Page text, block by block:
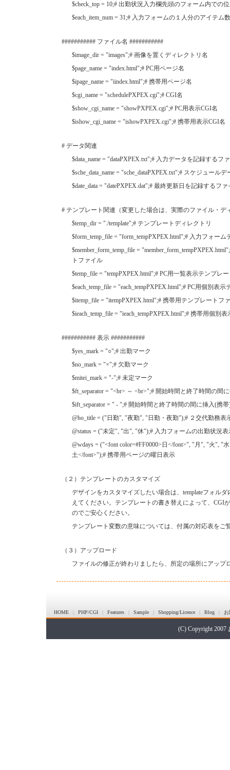
$check_top = 10;# 出勤状況入力欄先頭のフォーム内での
$each_item_num = 31;# 入力フォームの１人分のアイテム数
########### ファイル名 ###########
$image_dir = "images";# 画像を置くディレクトリ名
$page_name = "index.html";# PC用ページ名
$ipage_name = "iindex.html";# 携帯用ページ名
$cgi_name = "schedulePXPEX.cgi";# CGI名
$show_cgi_name = "showPXPEX.cgi";# PC用表示CGI名
$ishow_cgi_name = "ishowPXPEX.cgi";# 携帯用表示CGI名
# データ関連
$data_name = "dataPXPEX.txt";# 入力データを記録するフ
$sche_data_name = "sche_dataPXPEX.txt";# スケジュール
$date_data = "datePXPEX.dat";# 最終更新日を記録するファ
# テンプレート関連（変更した場合は、実際のファイル・デ
$temp_dir = "./template";# テンプレートディレクトリ
$form_temp_file = "form_tempPXPEX.html";# 入力フォー
$member_form_temp_file =
トファイル
$temp_file = "tempPXPEX.html";# PC用一覧表示テンプレ
$each_temp_file = "each_tempPXPEX.html";# PC用個別表
$itemp_file = "itempPXPEX.html";# 携帯用テンプレートフ
$ieach_temp_file = "ieach_tempPXPEX.html";# 携帯用個別
########### 表示 ###########
$yes_mark = "○";# 出勤マーク
$no_mark = "×";# 欠勤マーク
$mitei_mark = "-";# 未定マーク
$ft_separator = "<br> ～ <br>";# 開始時間と終了時間の間
$ift_separator = " - ";# 開始時間と終了時間の間に挿入(携
@ho_title = ("日勤", "夜勤", "日勤・夜勤");# ２交代勤務表
@status = ("未定", "出", "休");# 入力フォームの出勤状況表
@wdays = ("<font color=#FF0000>日</font>", "月", "火", "
土</font>");# 携帯用ページの曜日表示
（２）テンプレートのカスタマイズ
デザインをカスタマイズしたい場合は、templateフォル
えてください。テンプレートの書き替えによって、CGI
のでご安心ください。
テンプレート変数の意味については、付属の対応表をご
（３）アップロード
ファイルの修正が終わりましたら、所定の場所にアップ
HOME | PHP/CGI | Features | Sample | Shopping/Licence | Blog |
(C) Copyright 2007